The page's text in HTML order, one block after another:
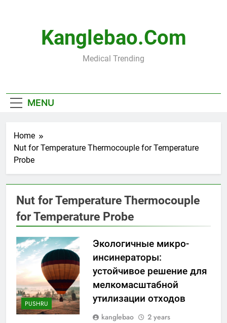
Kanglebao.com
Medical Trending
MENU
Home
Nut for Temperature Thermocouple for Temperature
Probe
Nut for Temperature Thermocouple
for Temperature Probe
PUSHRU
Экологичные микро-
инсинераторы:
устойчивое решение для
мелкомасштабной
утилизации отходов
kanglebao
2 years